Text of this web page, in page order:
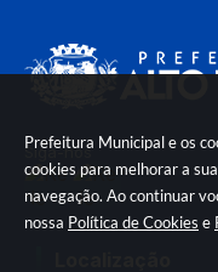
Prefeitura Municipal e os
cookies para melhorar a
navegação. Ao continuar
nossa Política de Cookies e
Siga-nos